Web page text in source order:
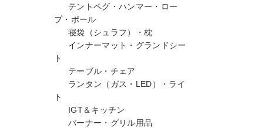
テントペグ・ハンマー・ロー
プ・ポール
寝袋（シュラフ）・枕
インナーマット・グランドシー
ト
テーブル・チェア
ランタン（ガス・LED）・ライ
ト
IGT＆キッチン
バーナー・グリル用品